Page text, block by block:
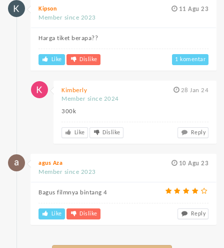
11 Agu 23
Kipson
Member since 2023
Harga tiket berapa??
Like Dislike 1 komentar
28 Jan 24
Kimberly
Member since 2024
300k
Like Dislike Reply
10 Agu 23
agus Aza
Member since 2023
Bagus filmnya bintang 4
Like Dislike Reply